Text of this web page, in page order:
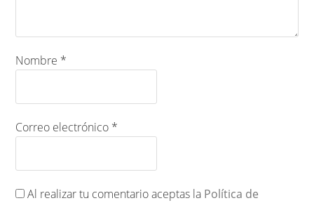
Nombre *
Correo electrónico *
Al realizar tu comentario aceptas la Política de